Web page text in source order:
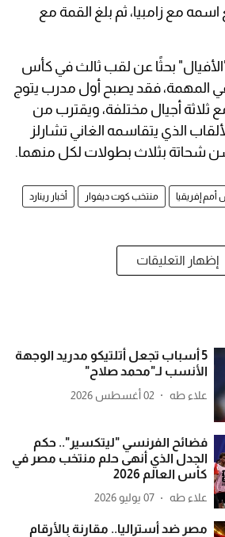
اسمه مع زامبيا، ثم بلغ القمة مع
"الأفيال" بحثًا عن لقب ثالث في كأس
في المهمة، فقد يصبح أول مدرب يتوج
ثلاثة أجيال مختلفة، ويقترب من
الذي يتقاسمه الغاني تشارلز
شحاتة بثلاث بطولات لكل منهما.
إفريقيا منتخب كوت ديفوار أخبار رينارد
إظهار التعليقات
5 أسباب تجعل أتلتيكو مدريد الوجهة
الأنسب لـ"محمد صلاح"
علاء طه 02 أغسطس 2026
فضائح الفرنسي "ليتكسير".. حكم
الجدل الذي أنهى حلم منتخب مصر في
كأس العالم 2026
علاء طه 07 يوليو 2026
مصر ضد أستراليا.. مقارنة بالأرقام